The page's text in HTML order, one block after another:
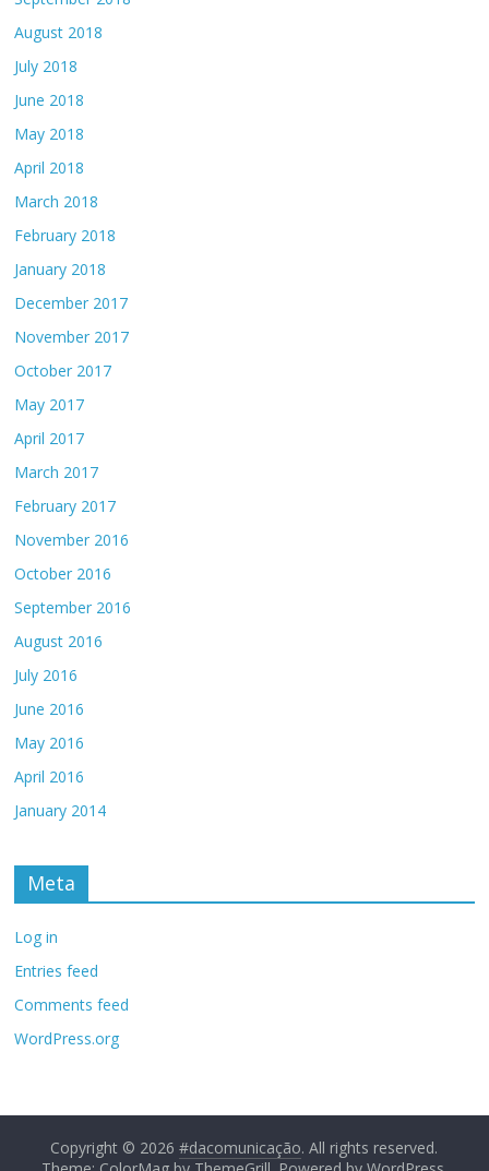
August 2018
July 2018
June 2018
May 2018
April 2018
March 2018
February 2018
January 2018
December 2017
November 2017
October 2017
May 2017
April 2017
March 2017
February 2017
November 2016
October 2016
September 2016
August 2016
July 2016
June 2016
May 2016
April 2016
January 2014
Meta
Log in
Entries feed
Comments feed
WordPress.org
Copyright © 2026#dacomunicação. All rights reserved.